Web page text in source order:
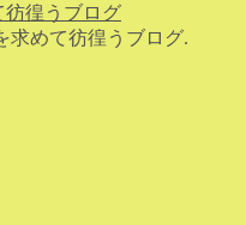
彷徨うブログ
求めて彷徨うブログ.